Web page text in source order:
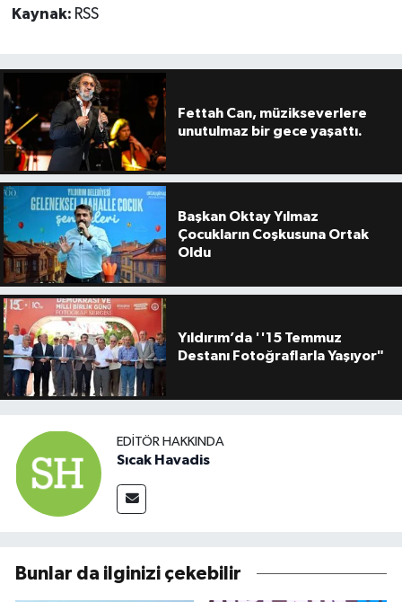
Kaynak: RSS
Fettah Can, müzikseverlere
unutulmaz bir gece yaşattı.
Başkan Oktay Yılmaz
Çocukların Coşkusuna Ortak
Oldu
Yıldırım’da ''15 Temmuz
Destanı Fotoğraflarla Yaşıyor"
EDITÖR HAKKINDA
Sıcak Havadis
Bunlar da ilginizi çekebilir